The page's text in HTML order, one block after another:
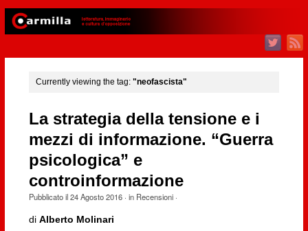
Currently viewing the tag: "neofascista"
La strategia della tensione e i
mezzi di informazione. “Guerra
psicologica” e
controinformazione
Pubblicato il24 Agosto 2016· in Recensioni·
di Alberto Molinari